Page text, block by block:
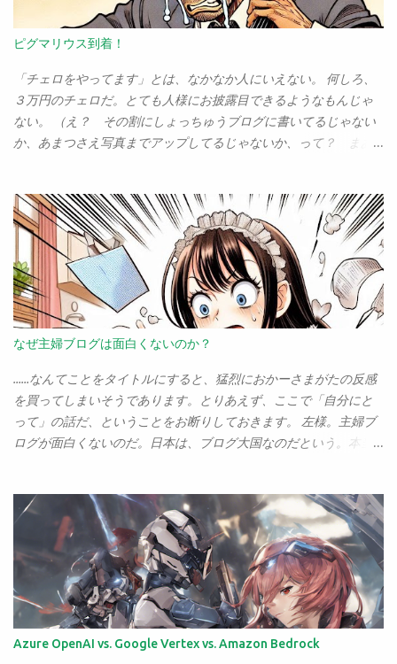
を買いに行ったりしていたくらいだからね。が、ユーカリが丘・
志津の周辺にはうまいパン屋が何軒もある。これだけで、「いい
街」決定だ。 パン屋に限らない。中華料理は、お手頃でうまい店
があちこちにあるし、イタリアンもフレンチも、本格的なお店が
そこいらにある。市原では、車で30分以内にいけるところで「ま
ともなイタリアン・フレンチ」は数えるほどしかなかったことを
考えれば、ここは天国だ。 もちろん、もっと都会にいけば、素敵
（※「倒産」と書いたけど、会社は現時点ではまだ法的には存続し
ているとのこと。なので「倒産した」は不正確でした。正確には
「倒産する予定」だな（苦笑）） 追記 その後、事業を引き継ぐと
ころが出てきて「秀和システム新社」として再建されました。ま
ぁ、これまで出した本の印税は全部諦めるしかない（ただし前に
出た本でも今後新たに発生する印税は大丈夫）けど、とりあえず
新社で本も出たし、担当の編集者もそのまま新社に移れたし、秀
の中そんなもんよ。 （そもそも大手出版社の人間がこんなブログ
なんか見てねーって）
ピグマリウス到着！
「チェロをやってます」とは、なかなか人にいえない。 何しろ、
３万円のチェロだ。とても人様にお披露目できるようなもんじゃ
ない。 （え？ その割にしょっちゅうブログに書いてるじゃない
か、あまつさえ写真までアップしてるじゃないか、って？ まあ
は「３万円チェロの男」なのである。 と ても「趣味はチェロで
す」なんていえない、アマチュアチェリストの末席を汚すのさえ
ためらわれる、そういう存在なのである。 などと卑下して書いて
いるが、このステンター、思いの外よい楽器だ。たかが３万円と
あなどることなかれ。 ちゃーんと弾けばチェロの音がする。それ
だけでたいしたもんだと思う。 「やっぱり最初からン十万のしっ
かりしたものを使うべきだ」というごもっともなご意見はよっく
わかる。 が、この不況下、そんな選択肢など最初からない人間の
方が多いのだ。 「諦めるか、激安なチェロを手に入れるか」とい
う二者択一なら、オレはどんな粗悪品だって「手に入れる」ほう
を選ぶさ。 どんな安物であれ、「あきらめる」よりは百億倍はマ
シだ。 が。新居に引っ越して半年あまり、そこそこ練習するよう
だろう、そう思うだけでちょいとばかり胸ときめこうってもんじ
ゃないか、なぁ？ というわけで、悩むこと半年。 ようやく本日、
「まとも」なチェロを手にすることになったのでした。 買ったの
は、ピグマリウス・デリウスのスタンダード。 そして弓はもちろ
ん、アルシェのSA3001。20万前後のチェロの中ではもっとも評判
がいいものだと思う。 とりあえず、試し弾き程度でも……と思って
おそるおそる弾いてみたが——おぉ。 音が違う。 なるほど、これ
がピグマリウスかぁ。 買っただけで、腕があがった気分だ。 さ
なぜ主婦ブログは面白くないのか？
……なんてことをタイトルにすると、猛烈におかーさまがたの反感
を買ってしまいそうであります。とりあえず、ここで「自分にと
って」の話だ、ということをお断りしておきます。 左様。主婦ブ
ログが面白くないのだ。日本は、ブログ大国なのだという。本当
見るにつけ、どうも「こういう人たちの書いたブログは、なぜか
全く面白くない（←僕にとって、ね。世間全般ということではな
くて）」ということがわかってきた。それが「主婦」の書くブロ
グなのだ。 女性のブログ、というわけではないらしい。なぜな
ら、働く女性の書くブログの中には、面白いもの、興味深いもの
もいろいろとあるからだ。が、主婦のブログでは、「面白いも
の」に出会うことはあっても、「興味深い」ものに出会うことが
まずないのだ。なので、面白いものがあっても、「はははは、面
Azure OpenAI vs. Google Vertex vs. Amazon Bedrock